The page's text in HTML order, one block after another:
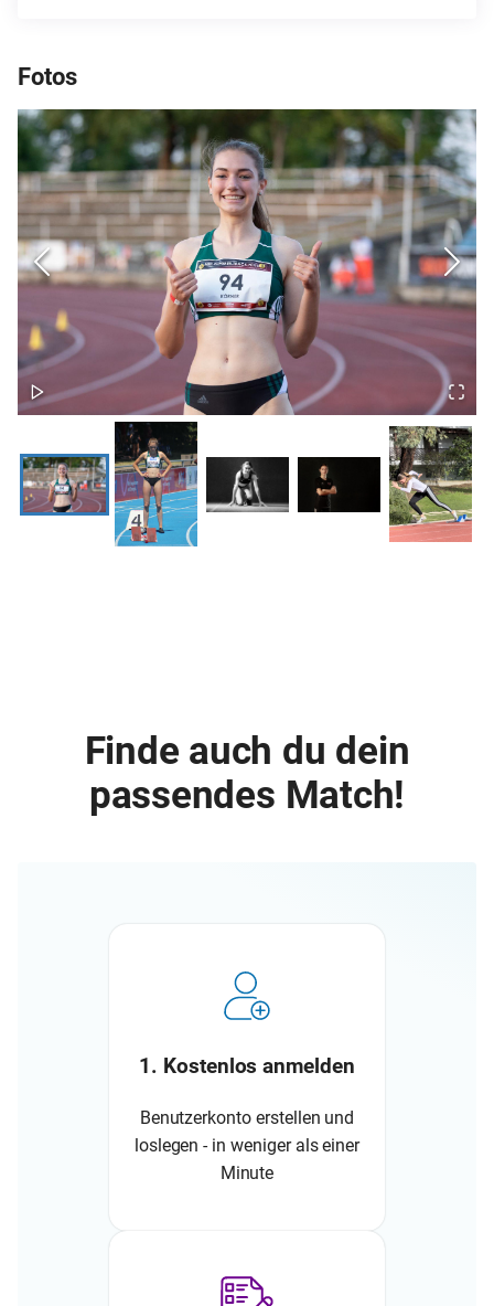
Fotos
Finde auch du dein
passendes Match!
1. Kostenlos anmelden
Benutzerkonto erstellen und
loslegen - in weniger als einer
Minute